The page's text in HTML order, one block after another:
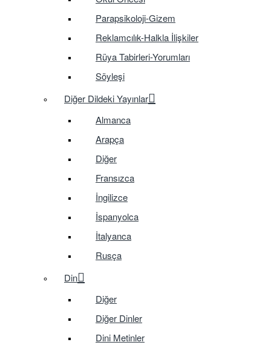
Parapsikoloji-Gizem
Reklamcılık-Halkla İlişkiler
Rüya Tabirleri-Yorumları
Söyleşi
Diğer Dildeki Yayınlar
Almanca
Arapça
Diğer
Fransızca
İngilizce
İspanyolca
İtalyanca
Rusça
Din
Diğer
Diğer Dinler
Dini Metinler